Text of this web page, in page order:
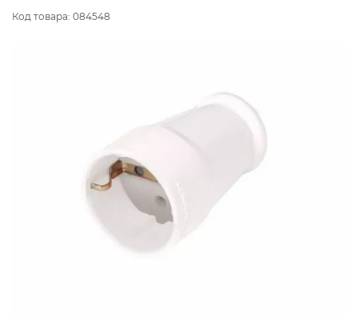
Код товара: 084548